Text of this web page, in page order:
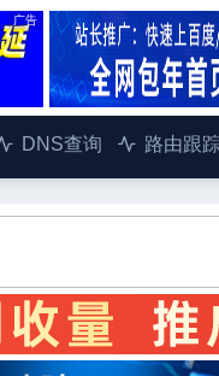
广告
DNS查询 路由跟